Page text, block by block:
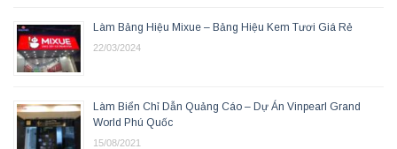
Làm Bảng Hiệu Mixue – Bảng Hiệu Kem Tươi Giá Rẻ
22/03/2024
Làm Biển Chỉ Dẫn Quảng Cáo – Dự Án Vinpearl Grand
World Phú Quốc
15/08/2021